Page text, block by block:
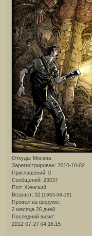
Откуда: Москва
Зарегистрирован: 2010-10-02
Приглашений: 0
Сообщений: 23037
Пол: Женский
Возраст: 32 [1993-08-15]
Провел на форуме:
2 месяца 26 дней
Последний визит:
2012-07-27 04:16:15